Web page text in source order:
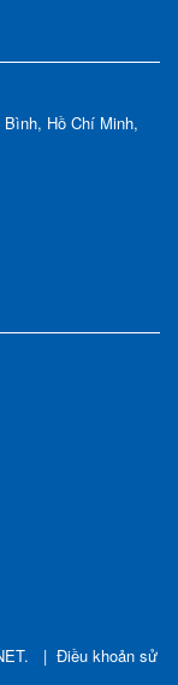
Hồ Chí Minh,
. | Điều khoản sử